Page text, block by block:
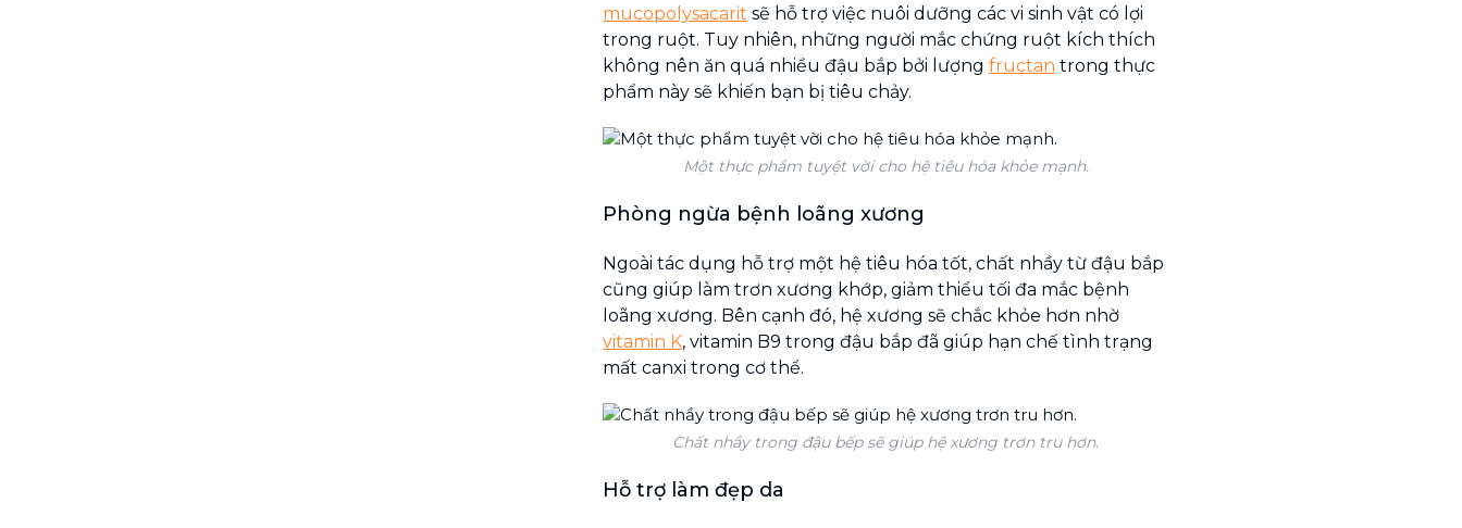
mucopolysacarit sẽ hỗ trợ việc nuôi dưỡng các vi sinh vật có lợi
trong ruột. Tuy nhiên, những người mắc chứng ruột kích thích
không nên ăn quá nhiều đậu bắp bởi lượng fructan trong thực
phẩm này sẽ khiến bạn bị tiêu chảy.
Một thực phẩm tuyệt vời cho hệ tiêu hóa khỏe mạnh.
Phòng ngừa bệnh loãng xương
Ngoài tác dụng hỗ trợ một hệ tiêu hóa tốt, chất nhầy từ đậu bắp
cũng giúp làm trơn xương khớp, giảm thiểu tối đa mắc bệnh
loãng xương. Bên cạnh đó, hệ xương sẽ chắc khỏe hơn nhờ
vitamin K, vitamin B9 trong đậu bắp đã giúp hạn chế tình trạng
mất canxi trong cơ thể.
Chất nhầy trong đậu bếp sẽ giúp hệ xương trơn tru hơn.
Hỗ trợ làm đẹp da